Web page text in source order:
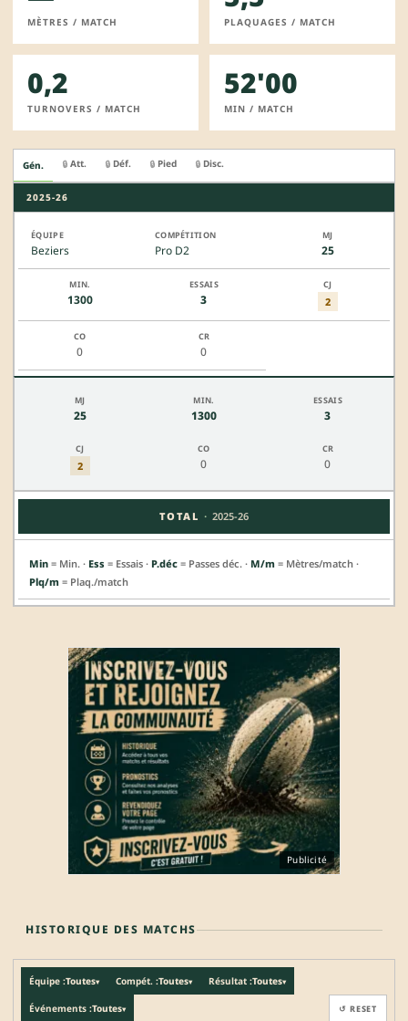
MÈTRES / MATCH PLAQUAGES / MATCH
0,2
TURNOVERS / MATCH
52'00
MIN / MATCH
Gén. 🔒 Att. 🔒 Déf. 🔒 Pied 🔒 Disc.
2025-26
Beziers Pro D2 25
1300 3 2
0 0
25 1300 3
2 0 0
TOTAL · 2025-26
Min = Min. · Ess = Essais · P.déc = Passes déc. · M/m = Mètres/match ·
Plq/m = Plaq./match
Publicité
HISTORIQUE DES MATCHS
Équipe :Toutes▾ Compét. :Toutes▾ Résultat :Toutes▾
Événements :Toutes▾ ↺ RESET